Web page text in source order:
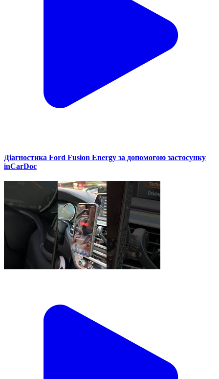
Діагностика Ford Fusion Energy за допомогою застосунку
inCarDoc